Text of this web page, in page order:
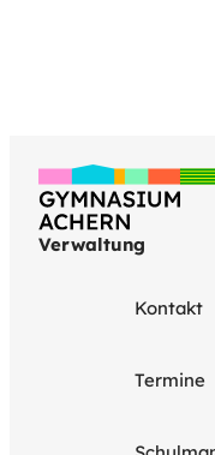
Verwaltung
Kontakt
Termine